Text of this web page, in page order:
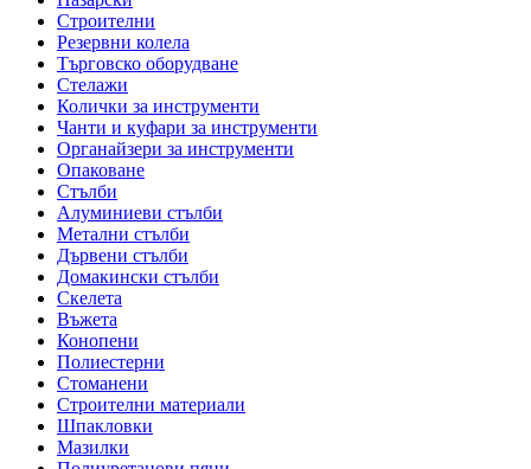
Строителни
Резервни колела
Търговско оборудване
Стелажи
Колички за инструменти
Чанти и куфари за инструменти
Органайзери за инструменти
Опаковане
Стълби
Алуминиеви стълби
Метални стълби
Дървени стълби
Домакински стълби
Скелета
Въжета
Конопени
Полиестерни
Стоманени
Строителни материали
Шпакловки
Мазилки